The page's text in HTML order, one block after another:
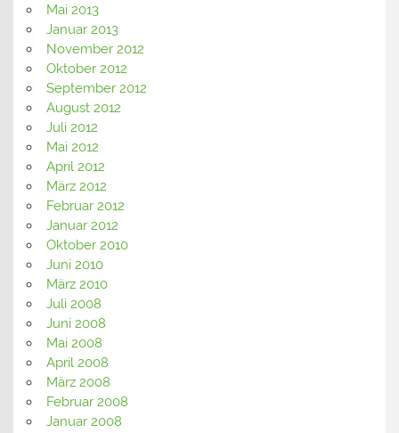
Mai 2013
Januar 2013
November 2012
Oktober 2012
September 2012
August 2012
Juli 2012
Mai 2012
April 2012
März 2012
Februar 2012
Januar 2012
Oktober 2010
Juni 2010
März 2010
Juli 2008
Juni 2008
Mai 2008
April 2008
März 2008
Februar 2008
Januar 2008